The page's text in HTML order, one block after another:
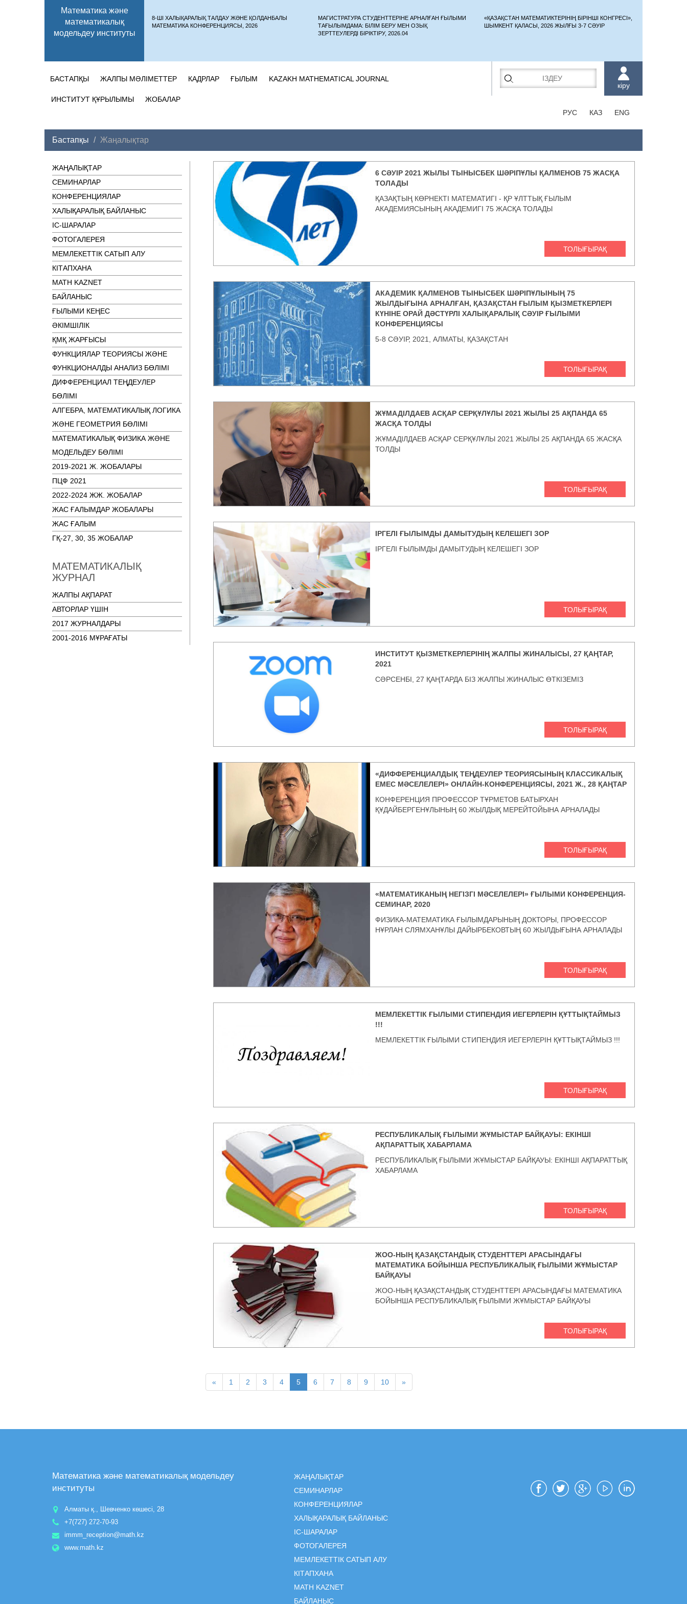
Математика және
математикалық
модельдеу институты
8-ШІ ХАЛЫҚАРАЛЫҚ ТАЛДАУ ЖӘНЕ ҚОЛДАНБАЛЫ
МАТЕМАТИКА КОНФЕРЕНЦИЯСЫ, 2026
МАГИСТРАТУРА СТУДЕНТТЕРІНЕ АРНАЛҒАН ҒЫЛЫМИ
ТАҒЫЛЫМДАМА: БІЛІМ БЕРУ МЕН ОЗЫҚ
ЗЕРТТЕУЛЕРДІ БІРІКТІРУ, 2026.04
«ҚАЗАҚСТАН МАТЕМАТИКТЕРІНІҢ БІРІНШІ КОНГРЕСІ»,
ШЫМКЕНТ ҚАЛАСЫ, 2026 ЖЫЛҒЫ 3-7 СӘУІР
БАСТАПҚЫ ЖАЛПЫ МӘЛІМЕТТЕР КАДРЛАР ҒЫЛЫМ KAZAKH MATHEMATICAL JOURNAL
ИНСТИТУТ ҚҰРЫЛЫМЫ ЖОБАЛАР
кіру
РУС КАЗ ENG
Бастапқы Жаңалықтар
ЖАҢАЛЫҚТАР
СЕМИНАРЛАР
КОНФЕРЕНЦИЯЛАР
ХАЛЫҚАРАЛЫҚ БАЙЛАНЫС
ІC-ШАРАЛАР
ФОТОГАЛЕРЕЯ
МЕМЛЕКЕТТІК САТЫП АЛУ
КІТАПХАНА
MATH KAZNET
БАЙЛАНЫС
ҒЫЛЫМИ КЕҢЕС
ӘКІМШІЛІК
ҚМҚ ЖАРҒЫСЫ
ФУНКЦИЯЛАР ТЕОРИЯСЫ ЖӘНЕ
ФУНКЦИОНАЛДЫ АНАЛИЗ БӨЛІМІ
ДИФФЕРЕНЦИАЛ ТЕҢДЕУЛЕР
БӨЛІМІ
АЛГЕБРА, МАТЕМАТИКАЛЫҚ ЛОГИКА
ЖӘНЕ ГЕОМЕТРИЯ БӨЛІМІ
МАТЕМАТИКАЛЫҚ ФИЗИКА ЖӘНЕ
МОДЕЛЬДЕУ БӨЛІМІ
2019-2021 Ж. ЖОБАЛАРЫ
ПЦФ 2021
2022-2024 ЖЖ. ЖОБАЛАР
ЖАС ҒАЛЫМДАР ЖОБАЛАРЫ
ЖАС ҒАЛЫМ
ГҚ-27, 30, 35 ЖОБАЛАР
МАТЕМАТИКАЛЫҚ
ЖУРНАЛ
ЖАЛПЫ АҚПАРАТ
АВТОРЛАР ҮШІН
2017 ЖУРНАЛДАРЫ
2001-2016 МҰРАҒАТЫ
6 СӘУІР 2021 ЖЫЛЫ ТЫНЫСБЕК ШӘРІПҰЛЫ ҚАЛМЕНОВ 75 ЖАСҚА
ТОЛАДЫ
ҚАЗАҚТЫҢ КӨРНЕКТІ МАТЕМАТИГІ - ҚР ҰЛТТЫҚ ҒЫЛЫМ
АКАДЕМИЯСЫНЫҢ АКАДЕМИГІ 75 ЖАСҚА ТОЛАДЫ
ТОЛЫҒЫРАҚ
АКАДЕМИК ҚАЛМЕНОВ ТЫНЫСБЕК ШӘРІПҰЛЫНЫҢ 75
ЖЫЛДЫҒЫНА АРНАЛҒАН, ҚАЗАҚСТАН ҒЫЛЫМ ҚЫЗМЕТКЕРЛЕРІ
КҮНІНЕ ОРАЙ ДӘСТҮРЛІ ХАЛЫҚАРАЛЫҚ СӘУІР ҒЫЛЫМИ
КОНФЕРЕНЦИЯСЫ
5-8 СӘУІР, 2021, АЛМАТЫ, ҚАЗАҚСТАН
ТОЛЫҒЫРАҚ
ЖҰМАДІЛДАЕВ АСҚАР СЕРҚҰЛҰЛЫ 2021 ЖЫЛЫ 25 АҚПАНДА 65
ЖАСҚА ТОЛДЫ
ЖҰМАДІЛДАЕВ АСҚАР СЕРҚҰЛҰЛЫ 2021 ЖЫЛЫ 25 АҚПАНДА 65 ЖАСҚА
ТОЛДЫ
ТОЛЫҒЫРАҚ
ІРГЕЛІ ҒЫЛЫМДЫ ДАМЫТУДЫҢ КЕЛЕШЕГІ ЗОР
ІРГЕЛІ ҒЫЛЫМДЫ ДАМЫТУДЫҢ КЕЛЕШЕГІ ЗОР
ТОЛЫҒЫРАҚ
ИНСТИТУТ ҚЫЗМЕТКЕРЛЕРІНІҢ ЖАЛПЫ ЖИНАЛЫСЫ, 27 ҚАҢТАР,
2021
СӘРСЕНБІ, 27 ҚАҢТАРДА БІЗ ЖАЛПЫ ЖИНАЛЫС ӨТКІЗЕМІЗ
ТОЛЫҒЫРАҚ
«ДИФФЕРЕНЦИАЛДЫҚ ТЕҢДЕУЛЕР ТЕОРИЯСЫНЫҢ КЛАССИКАЛЫҚ
ЕМЕС МӘСЕЛЕЛЕРІ» ОНЛАЙН-КОНФЕРЕНЦИЯСЫ, 2021 Ж., 28 ҚАҢТАР
КОНФЕРЕНЦИЯ ПРОФЕССОР ТҰРМЕТОВ БАТЫРХАН
ҚҰДАЙБЕРГЕНҰЛЫНЫҢ 60 ЖЫЛДЫҚ МЕРЕЙТОЙЫНА АРНАЛАДЫ
ТОЛЫҒЫРАҚ
«МАТЕМАТИКАНЫҢ НЕГІЗГІ МӘСЕЛЕЛЕРІ» ҒЫЛЫМИ КОНФЕРЕНЦИЯ-
СЕМИНАР, 2020
ФИЗИКА-МАТЕМАТИКА ҒЫЛЫМДАРЫНЫҢ ДОКТОРЫ, ПРОФЕССОР
НҰРЛАН СЛЯМХАНҰЛЫ ДАЙЫРБЕКОВТЫҢ 60 ЖЫЛДЫҒЫНА АРНАЛАДЫ
ТОЛЫҒЫРАҚ
МЕМЛЕКЕТТІК ҒЫЛЫМИ СТИПЕНДИЯ ИЕГЕРЛЕРІН ҚҰТТЫҚТАЙМЫЗ
!!!
МЕМЛЕКЕТТІК ҒЫЛЫМИ СТИПЕНДИЯ ИЕГЕРЛЕРІН ҚҰТТЫҚТАЙМЫЗ !!!
ТОЛЫҒЫРАҚ
РЕСПУБЛИКАЛЫҚ ҒЫЛЫМИ ЖҰМЫСТАР БАЙҚАУЫ: ЕКІНШІ
АҚПАРАТТЫҚ ХАБАРЛАМА
РЕСПУБЛИКАЛЫҚ ҒЫЛЫМИ ЖҰМЫСТАР БАЙҚАУЫ: ЕКІНШІ АҚПАРАТТЫҚ
ХАБАРЛАМА
ТОЛЫҒЫРАҚ
ЖОО-НЫҢ ҚАЗАҚСТАНДЫҚ СТУДЕНТТЕРІ АРАСЫНДАҒЫ
МАТЕМАТИКА БОЙЫНША РЕСПУБЛИКАЛЫҚ ҒЫЛЫМИ ЖҰМЫСТАР
БАЙҚАУЫ
ЖОО-НЫҢ ҚАЗАҚСТАНДЫҚ СТУДЕНТТЕРІ АРАСЫНДАҒЫ МАТЕМАТИКА
БОЙЫНША РЕСПУБЛИКАЛЫҚ ҒЫЛЫМИ ЖҰМЫСТАР БАЙҚАУЫ
ТОЛЫҒЫРАҚ
« 1 2 3 4 5 6 7 8 9 10 »
Математика және математикалық модельдеу
институты
Алматы қ., Шевченко көшесі, 28
+7(727) 272-70-93
immm_reception@math.kz
www.math.kz
ЖАҢАЛЫҚТАР
СЕМИНАРЛАР
КОНФЕРЕНЦИЯЛАР
ХАЛЫҚАРАЛЫҚ БАЙЛАНЫС
ІC-ШАРАЛАР
ФОТОГАЛЕРЕЯ
МЕМЛЕКЕТТІК САТЫП АЛУ
КІТАПХАНА
MATH KAZNET
БАЙЛАНЫС